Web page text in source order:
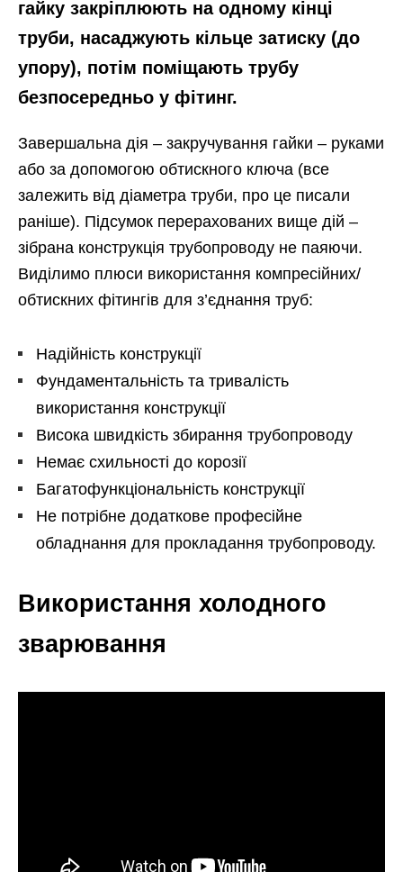
гайку закріплюють на одному кінці
труби, насаджують кільце затиску (до
упору), потім поміщають трубу
безпосередньо у фітинг.
Завершальна дія – закручування гайки – руками
або за допомогою обтискного ключа (все
залежить від діаметра труби, про це писали
раніше). Підсумок перерахованих вище дій –
зібрана конструкція трубопроводу не паяючи.
Виділимо плюси використання компресійних/
обтискних фітингів для з’єднання труб:
Надійність конструкції
Фундаментальність та тривалість
використання конструкції
Висока швидкість збирання трубопроводу
Немає схильності до корозії
Багатофункціональність конструкції
Не потрібне додаткове професійне
обладнання для прокладання трубопроводу.
Використання холодного
зварювання